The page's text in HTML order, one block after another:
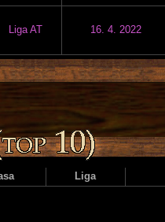
Liga AT 16. 4. 2022
Liga